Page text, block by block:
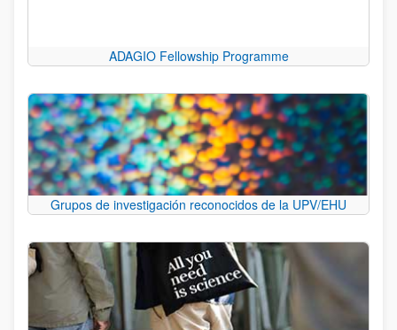
ADAGIO Fellowship Programme
Grupos de investigación reconocidos de la UPV/EHU